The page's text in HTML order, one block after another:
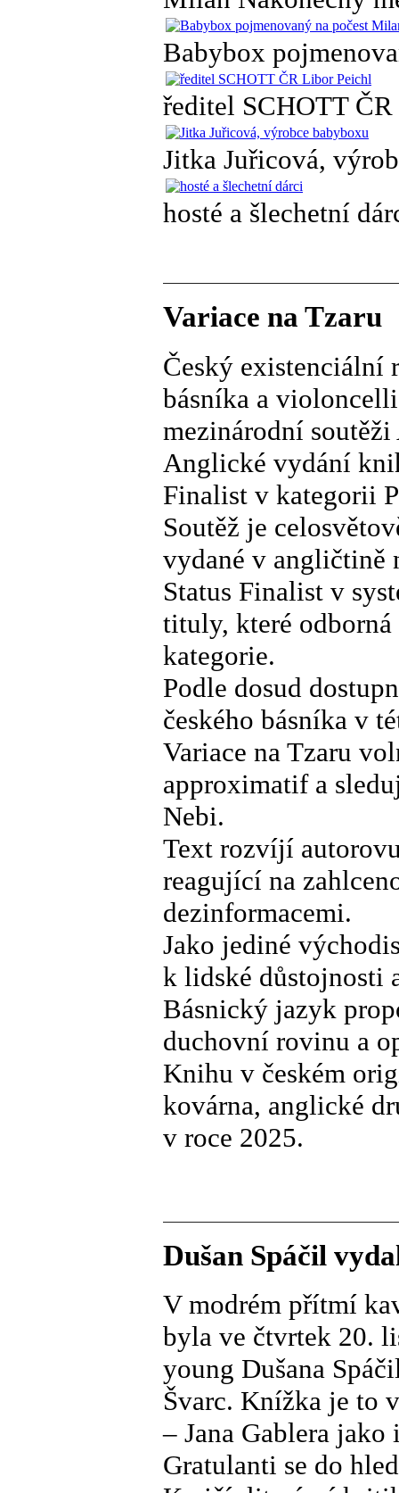
Babybox
ředitel SCHOTT
Jitka Juřicová,
hosté a šlechetní
Variace na Tzaru
Český existenciální
básníka a
mezinárodní
Anglické vydání
Finalist v kategorii
Soutěž je
vydané v angličtině
Status Finalist v
tituly, které
kategorie.
Podle dosud
českého básníka v
Variace na Tzaru
approximatif a
Nebi.
Text rozvíjí
reagující na
dezinformacemi.
Jako jediné
k lidské důstojnosti
Básnický jazyk
duchovní rovinu a
Knihu v českém
kovárna, anglické
v roce 2025.
Dušan Spáčil
V modrém přítmí
byla ve čtvrtek 20.
young Dušana
Švarc. Knížka je to
– Jana Gablera
Gratulanti se do